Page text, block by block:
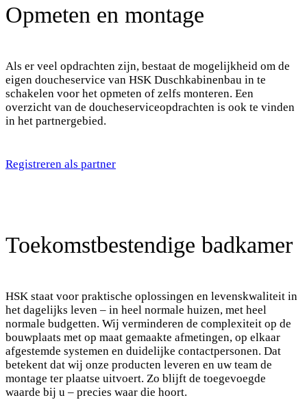
Opmeten en montage
Als er veel opdrachten zijn, bestaat de mogelijkheid om de
eigen doucheservice van HSK Duschkabinenbau in te
schakelen voor het opmeten of zelfs monteren. Een
overzicht van de doucheserviceopdrachten is ook te vinden
in het partnergebied.
Registreren als partner
Toekomstbestendige badkamer
HSK staat voor praktische oplossingen en levenskwaliteit in
het dagelijks leven – in heel normale huizen, met heel
normale budgetten. Wij verminderen de complexiteit op de
bouwplaats met op maat gemaakte afmetingen, op elkaar
afgestemde systemen en duidelijke contactpersonen. Dat
betekent dat wij onze producten leveren en uw team de
montage ter plaatse uitvoert. Zo blijft de toegevoegde
waarde bij u – precies waar die hoort.